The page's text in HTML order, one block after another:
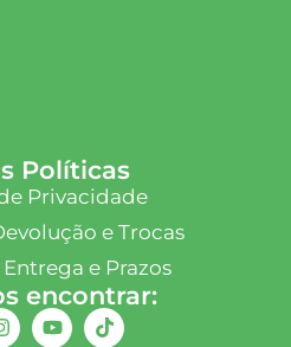
Políticas
Privacidade
e Trocas
e Prazos
encontrar: